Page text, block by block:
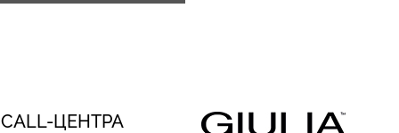
ЦЕНТРА